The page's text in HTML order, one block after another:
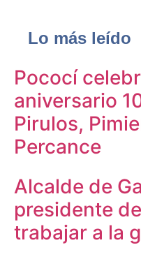
Lo más leído
Pococí
aniversario
Pirulos,
Percance
Alcalde de
presidente
trabajar a la